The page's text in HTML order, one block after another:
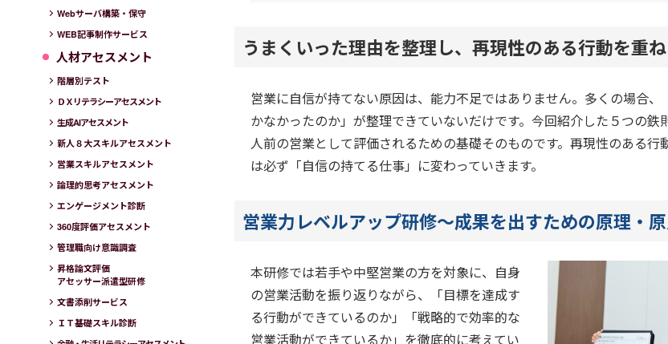
うまくいった理由を整理し、再現性のある行動を重
営業に自信が持てない原因は、能力不足ではありません。多くの場合
かなかったのか」が整理できていないだけです。今回紹介した５つの鉄
人前の営業として評価されるための基礎そのものです。再現性のある行
は必ず「自信の持てる仕事」に変わっていきます。
営業力レベルアップ研修～成果を出すための原理・
本研修では若手や中堅営業の方を対象に、自身
の営業活動を振り返りながら、「目標を達成す
る行動ができているのか」「戦略的で効率的な
営業活動ができているか」を徹底的に考えてい
Webサーバ構築・保守
WEB記事制作サービス
人材アセスメント
階層別テスト
ＤＸリテラシーアセスメント
生成AIアセスメント
新人８大スキルアセスメント
営業スキルアセスメント
論理的思考アセスメント
エンゲージメント診断
360度評価アセスメント
管理職向け意識調査
昇格論文評価
アセッサー派遣型研修
文書添削サービス
ＩＴ基礎スキル診断